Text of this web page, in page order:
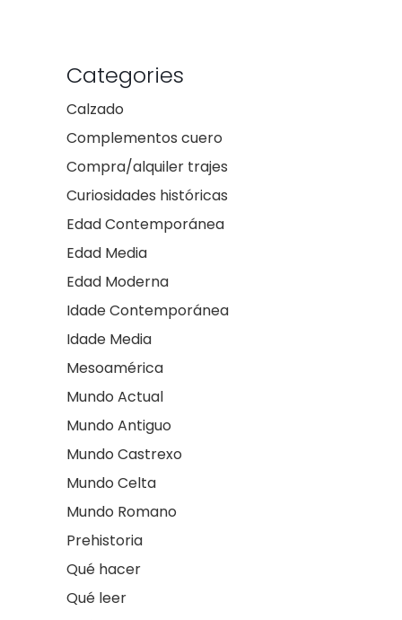
Categories
Calzado
Complementos cuero
Compra/alquiler trajes
Curiosidades históricas
Edad Contemporánea
Edad Media
Edad Moderna
Idade Contemporánea
Idade Media
Mesoamérica
Mundo Actual
Mundo Antiguo
Mundo Castrexo
Mundo Celta
Mundo Romano
Prehistoria
Qué hacer
Qué leer